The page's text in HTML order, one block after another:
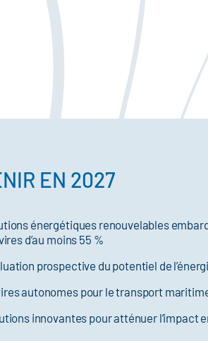
EN 2027
énergétiques renouvelables
d’au moins 55 %
prospective du potentiel de
autonomes pour le transport
innovantes pour atténuer l’impact